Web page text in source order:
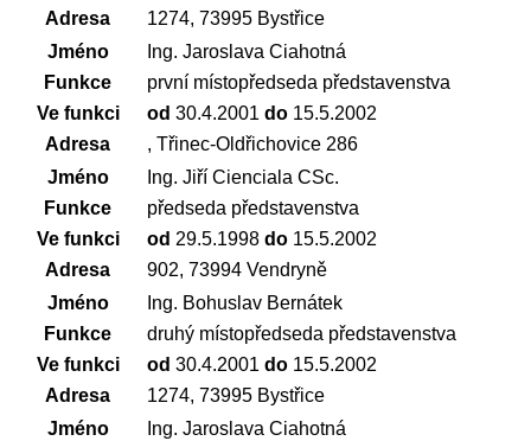
Adresa
1274, 73995 Bystřice
Jméno
Ing. Jaroslava Ciahotná
Funkce
první místopředseda představenstva
Ve funkci
od 30.4.2001 do15.5.2002
Adresa
, Třinec-Oldřichovice 286
Jméno
Ing. Jiří Cienciala CSc.
Funkce
předseda představenstva
Ve funkci
od 29.5.1998 do15.5.2002
Adresa
902, 73994 Vendryně
Jméno
Ing. Bohuslav Bernátek
Funkce
druhý místopředseda představenstva
Ve funkci
od 30.4.2001 do15.5.2002
Adresa
1274, 73995 Bystřice
Jméno
Ing. Jaroslava Ciahotná